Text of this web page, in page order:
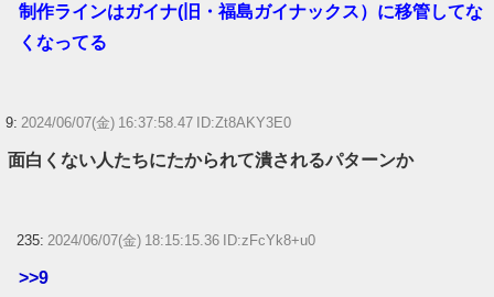
制作ラインはガイナ(旧・福島ガイナックス）に移管してな
くなってる
9: 2024/06/07(金) 16:37:58.47 ID:Zt8AKY3E0
面白くない人たちにたかられて潰されるパターンか
235: 2024/06/07(金) 18:15:15.36 ID:zFcYk8+u0
>>9